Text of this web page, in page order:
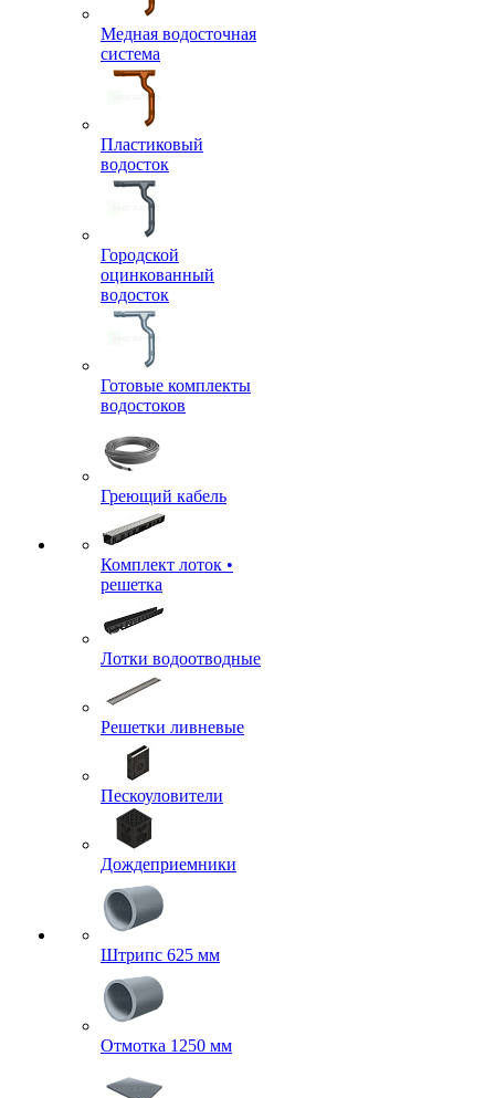
Медная водосточная
система
Пластиковый
водосток
Городской
оцинкованный
водосток
Готовые комплекты
водостоков
Греющий кабель
Комплект лоток •
решетка
Лотки водоотводные
Решетки ливневые
Пескоуловители
Дождеприемники
Штрипс 625 мм
Отмотка 1250 мм